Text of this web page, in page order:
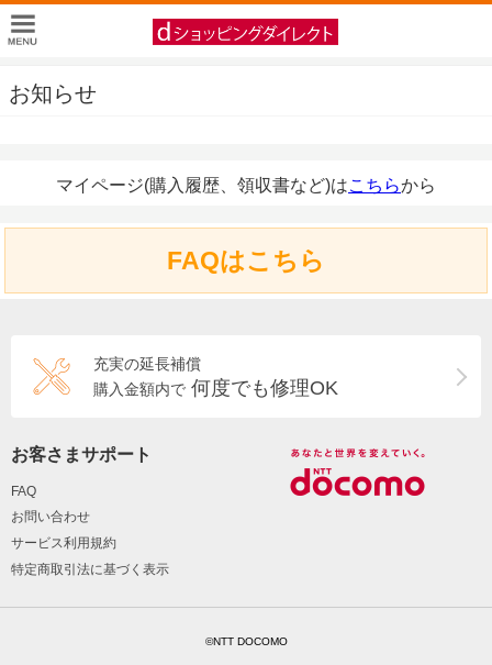
お知らせ
マイページ(購入履歴、領収書など)はこちらから
FAQはこちら
充実の延長補償
購入金額内で 何度でも修理OK
お客さまサポート
FAQ
お問い合わせ
サービス利用規約
特定商取引法に基づく表示
©NTT DOCOMO